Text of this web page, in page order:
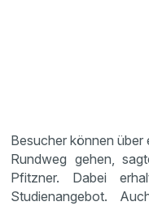
Besucher können über
Rundweg gehen,
Pfitzner. Dabei
Studienangebot.